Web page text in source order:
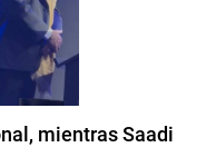
mientras Saadi